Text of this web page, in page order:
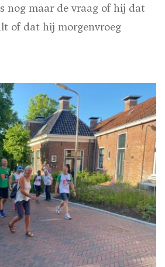
nog maar de vraag of hij dat
of dat hij morgenvroeg